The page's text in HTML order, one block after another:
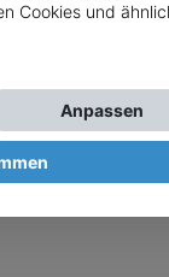
Seiten
von Schriftarten,
wie in der
Cookies und
Anpassen